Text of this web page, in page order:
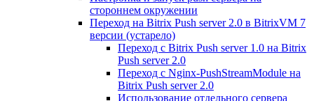
стороннем окружении
Переход на Bitrix Push server 2.0 в BitrixVM 7
версии (устарело)
Переход с Bitrix Push server 1.0 на Bitrix
Push server 2.0
Переход с Nginx-PushStreamModule на
Bitrix Push server 2.0
Использование отдельного сервера